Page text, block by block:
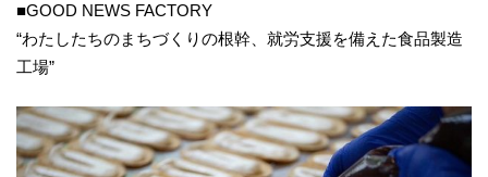
■GOOD NEWS FACTORY
“わたしたちのまちづくりの根幹、就労支援を備えた食品製造
工場”